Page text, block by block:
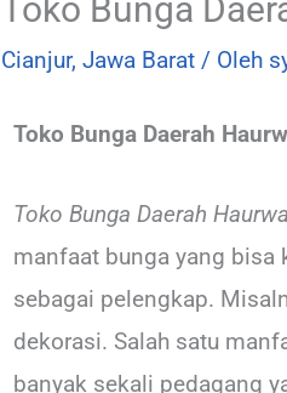
Toko Bunga
Cianjur, Jawa Barat/ Oleh
Toko Bunga Daerah
Toko Bunga Daerah
manfaat bunga yang bisa
sebagai pelengkap.
dekorasi. Salah satu
banyak sekali pedagang